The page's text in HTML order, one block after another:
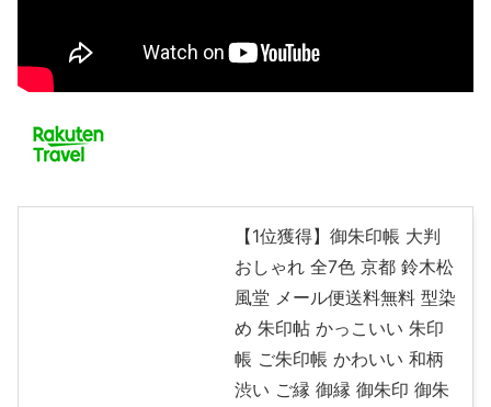
【1位獲得】御朱印帳 大判
おしゃれ 全7色 京都 鈴木松
風堂 メール便送料無料 型染
め 朱印帖 かっこいい 朱印
帳 ご朱印帳 かわいい 和柄
渋い ご縁 御縁 御朱印 御朱